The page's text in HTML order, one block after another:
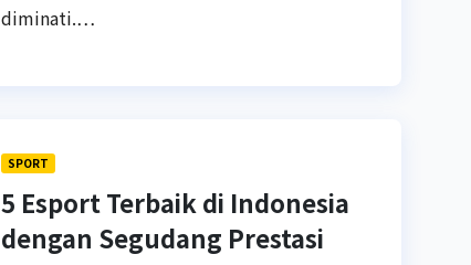
diminati.…
SPORT
5 Esport Terbaik di Indonesia
dengan Segudang Prestasi